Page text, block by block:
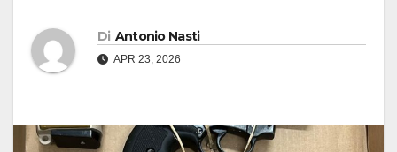
Di Antonio Nasti
APR 23, 2026